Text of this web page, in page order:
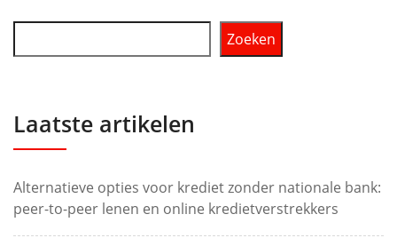
Zoeken
Laatste artikelen
Alternatieve opties voor krediet zonder nationale bank:
peer-to-peer lenen en online kredietverstrekkers